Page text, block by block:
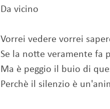
Da vicino
Vorrei vedere vorrei
Se la notte veramente fa
Ma è peggio il buio di
Perchè il silenzio è